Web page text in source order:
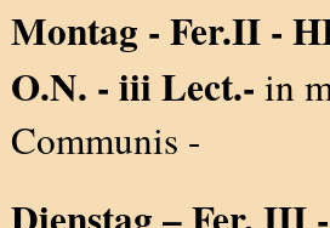
Montag - Fer.II -
O.N. - iii Lect.- in
Communis -